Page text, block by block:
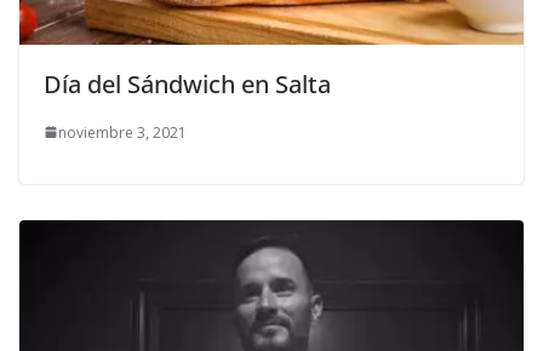
Día del Sándwich en Salta
noviembre 3, 2021